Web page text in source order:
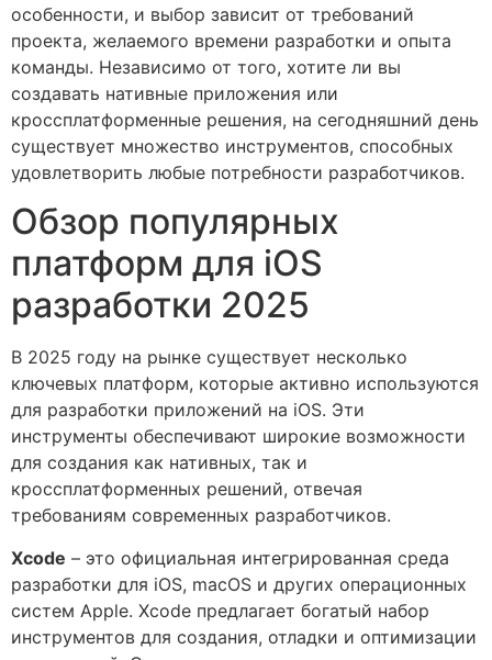
особенности, и выбор зависит от требований
проекта, желаемого времени разработки и опыта
команды. Независимо от того, хотите ли вы
создавать нативные приложения или
кроссплатформенные решения, на сегодняшний день
существует множество инструментов, способных
удовлетворить любые потребности разработчиков.
Обзор популярных
платформ для iOS
разработки 2025
В 2025 году на рынке существует несколько
ключевых платформ, которые активно используются
для разработки приложений на iOS. Эти
инструменты обеспечивают широкие возможности
для создания как нативных, так и
кроссплатформенных решений, отвечая
требованиям современных разработчиков.
Xcode – это официальная интегрированная среда
разработки для iOS, macOS и других операционных
систем Apple. Xcode предлагает богатый набор
инструментов для создания, отладки и оптимизации